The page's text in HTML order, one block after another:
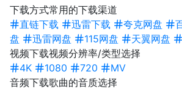
下载方式常用的下载渠道
直链下载
迅雷下载 夸克网盘
盘
迅雷网盘 115网盘 天翼网盘
视频下载视频分辨率/类型选择
4K
1080 720
MV
音频下载歌曲的音质选择